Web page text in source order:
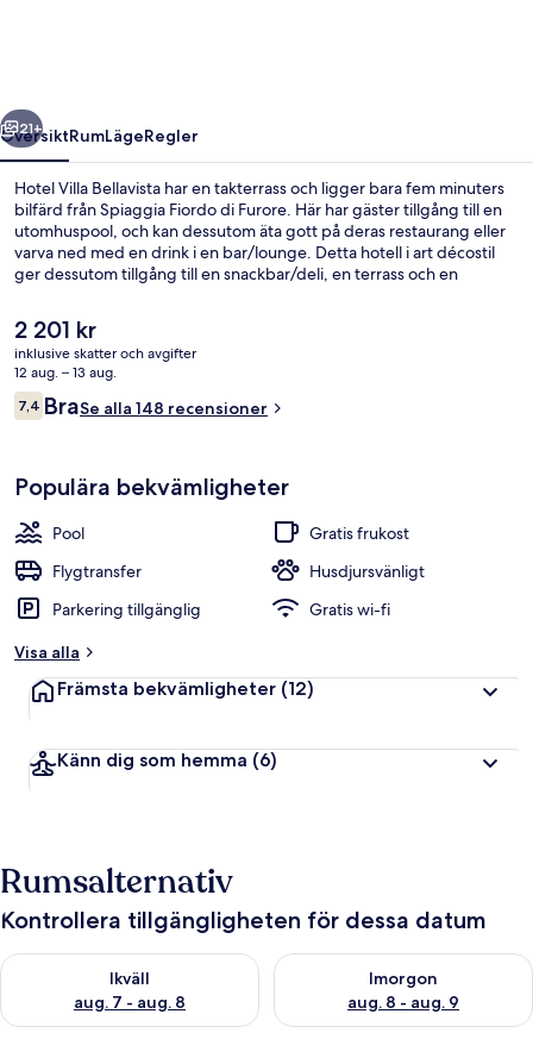
Nästa
21+
ÖversiktRumLägeRegler
Hotel Villa Bellavista har en takterrass och ligger bara fem minuters
bilfärd från Spiaggia Fiordo di Furore. Här har gäster tillgång till en
utomhuspool, och kan dessutom äta gott på deras restaurang eller
varva ned med en drink i en bar/lounge. Detta hotell i art décostil
ger dessutom tillgång till en snackbar/deli, en terrass och en
Det
nuvarande
priset
är
2 201 kr
2 201 kr
inklusive skatter och avgifter
12 aug. – 13 aug.
Recensioner
7,47,4 av 10,
BraSe alla 148 recensioner
Populära bekvämligheter
Pool
Gratis frukost
Flygtransfer
Husdjursvänligt
Parkering tillgänglig
Gratis wi-fi
Visa alla
Främsta bekvämligheter (12)
Känn dig som hemma (6)
Rumsalternativ
Kontrollera tillgängligheten för dessa datum
Ikväll
aug. 7 - aug. 8
Kontrollera tillgängligheten för ikväll aug. 7 - aug. 8
Imorgon
aug. 8 - aug. 9
Kontrollera tillgängligheten